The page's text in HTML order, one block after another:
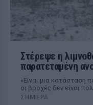
Στέρεψε η
παρατεταμένη
«Είναι μια κατάσταση
οι βροχές δεν είναι
ΣΉΜΕΡΑ